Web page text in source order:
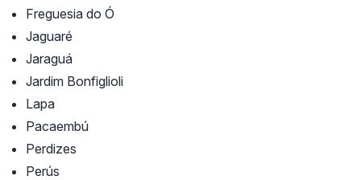
Freguesia do Ó
Jaguaré
Jaraguá
Jardim Bonfiglioli
Lapa
Pacaembú
Perdizes
Perús